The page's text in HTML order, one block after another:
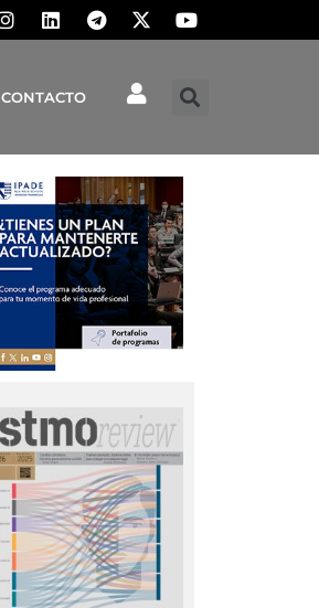
CONTACTO